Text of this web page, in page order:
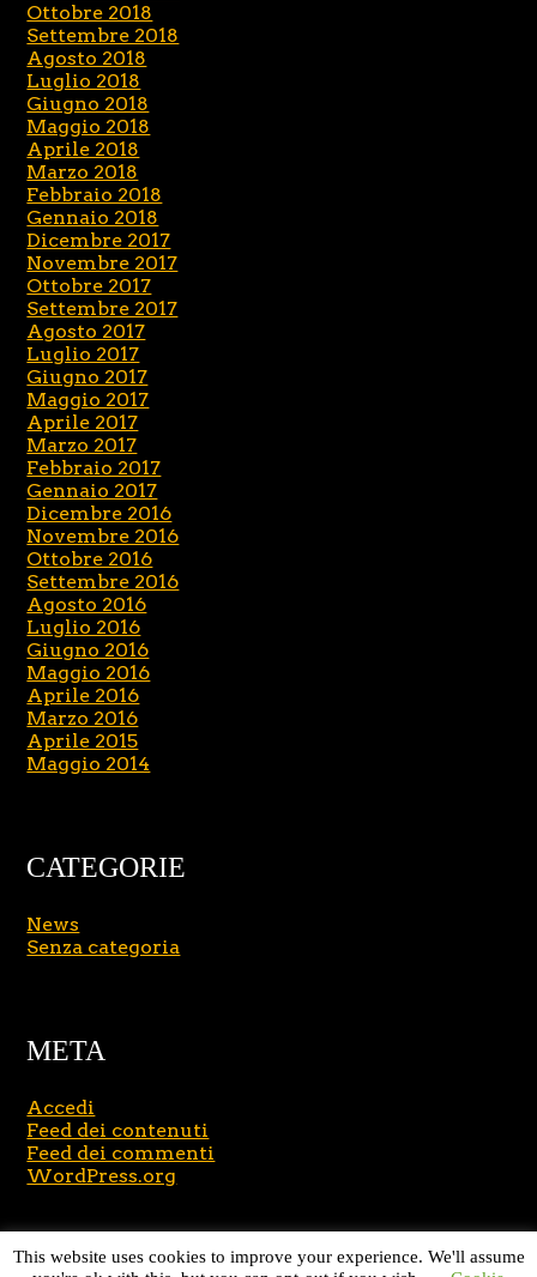
Ottobre 2018
Settembre 2018
Agosto 2018
Luglio 2018
Giugno 2018
Maggio 2018
Aprile 2018
Marzo 2018
Febbraio 2018
Gennaio 2018
Dicembre 2017
Novembre 2017
Ottobre 2017
Settembre 2017
Agosto 2017
Luglio 2017
Giugno 2017
Maggio 2017
Aprile 2017
Marzo 2017
Febbraio 2017
Gennaio 2017
Dicembre 2016
Novembre 2016
Ottobre 2016
Settembre 2016
Agosto 2016
Luglio 2016
Giugno 2016
Maggio 2016
Aprile 2016
Marzo 2016
Aprile 2015
Maggio 2014
CATEGORIE
News
Senza categoria
META
Accedi
Feed dei contenuti
Feed dei commenti
WordPress.org
Copyright © 2026 Massimo Brusasco
. All Rights
Reserved.Journal Lite by Slocum Studio
This website uses cookies to improve your experience. We'll assume